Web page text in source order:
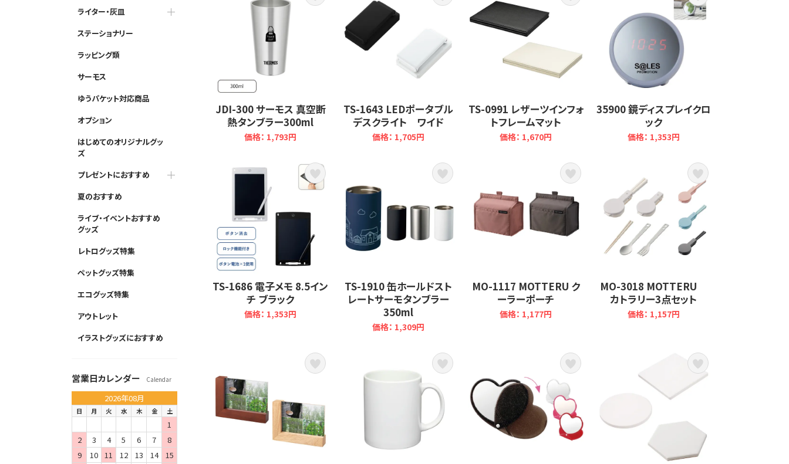
ライター・灰皿
ステーショナリー
ラッピング類
サーモス
ゆうパケット対応商品
オプション
はじめてのオリジナルグッ
ズ
プレゼントにおすすめ
夏のおすすめ
ライブ・イベントおすすめ
グッズ
レトログッズ特集
ペットグッズ特集
エコグッズ特集
アウトレット
イラストグッズにおすすめ
営業日カレンダー Calendar
2026年08月
日 月 火 水 木 金 土
1
2
3 4 5 6 7
8
9
10 11 12 13 14
15
JDI-300 サーモス 真空断
熱タンブラー300ml
価格： 1,793円
TS-1643 LEDポータブル
デスクライト ワイド
価格： 1,705円
TS-0991 レザーツインフォ
トフレームマット
価格： 1,670円
35900 鏡ディスプレイクロ
ック
価格： 1,353円
TS-1686 電子メモ 8.5イン
チ ブラック
価格： 1,353円
TS-1910 缶ホールドスト
レートサーモタンブラー
350ml
価格： 1,309円
MO-1117 MOTTERU ク
ーラーポーチ
価格： 1,177円
MO-3018 MOTTERU
カトラリー3点セット
価格： 1,157円